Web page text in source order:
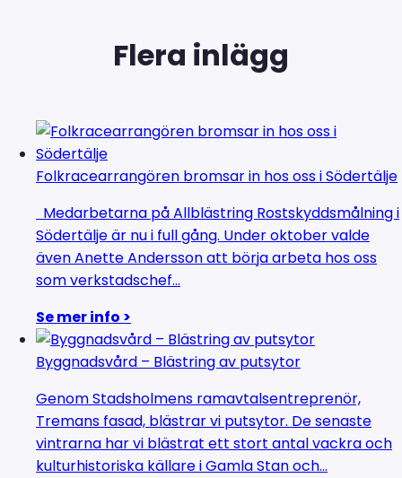
Flera inlägg
Folkracearrangören bromsar in hos oss i Södertälje
Medarbetarna på Allblästring Rostskyddsmålning i
Södertälje är nu i full gång. Under oktober valde
även Anette Andersson att börja arbeta hos oss
som verkstadschef...
Se mer info >
Byggnadsvård – Blästring av putsytor
Genom Stadsholmens ramavtalsentreprenör,
Tremans fasad, blästrar vi putsytor. De senaste
vintrarna har vi blästrat ett stort antal vackra och
kulturhistoriska källare i Gamla Stan och...